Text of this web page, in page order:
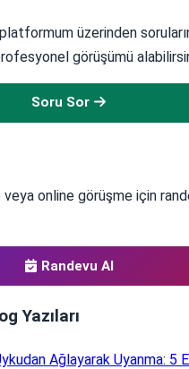
üzerinden
görüşümü
Soru Sor
veya online görüşme için
Randevu Al
Yazıları
Ağlayarak Uyanma: 5